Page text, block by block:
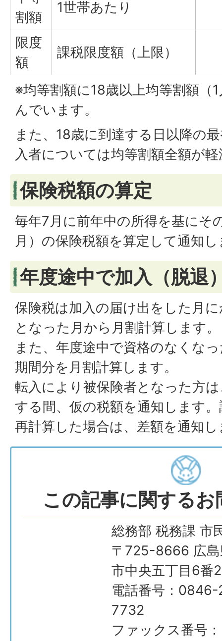
割額
1世帯あたり
限度
額
課税限度額（上限）
※均等割額に18歳以上均等割額（
んでいます。
また、18歳に到達する日以降の
入者については均等割額全額が
保険税額の算定
毎年7月に前年中の所得を基にそ
月）の保険税額を算定して通知
年度途中で加入（脱退
保険税は加入の届け出をした月
となった月から月割計算します。
また、年度途中で資格のなくな
期間分を月割計算します。
転入により被保険者となった方
する間、仮の税額を通知します
再計算した場合は、差額を通知
この記事に関する
総務部 税務課 市
〒725-8666 広島
市中央五丁目6番
電話番号：
7732
ファックス番号：